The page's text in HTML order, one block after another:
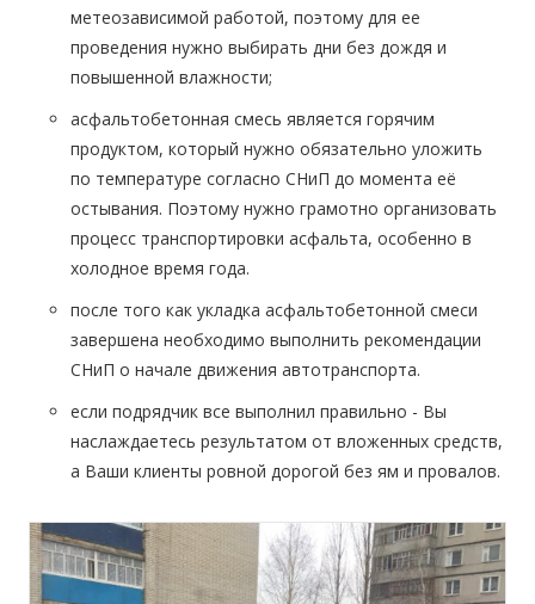
метеозависимой работой, поэтому для ее
проведения нужно выбирать дни без дождя и
повышенной влажности;
асфальтобетонная смесь является горячим
продуктом, который нужно обязательно уложить
по температуре согласно СНиП до момента её
остывания. Поэтому нужно грамотно организовать
процесс транспортировки асфальта, особенно в
холодное время года.
после того как укладка асфальтобетонной смеси
завершена необходимо выполнить рекомендации
СНиП о начале движения автотранспорта.
если подрядчик все выполнил правильно - Вы
наслаждаетесь результатом от вложенных средств,
а Ваши клиенты ровной дорогой без ям и провалов.